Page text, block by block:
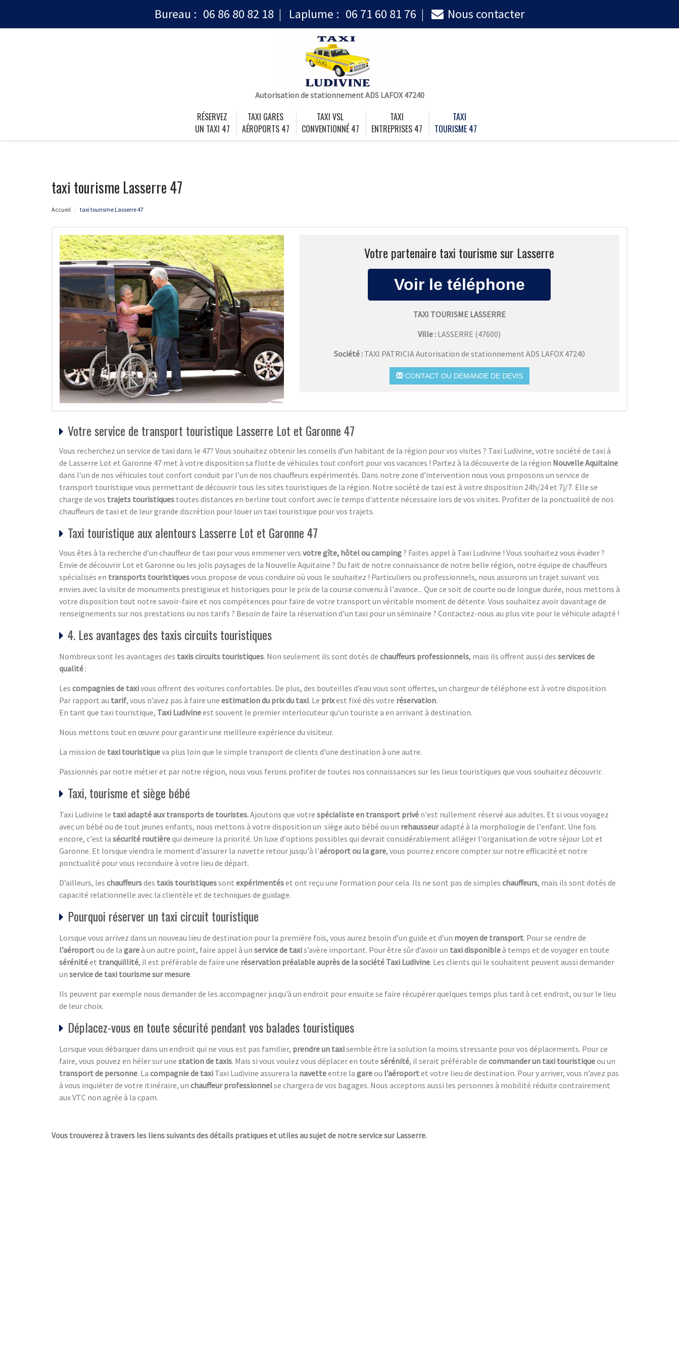
Bureau : 06 86 80 82 18 Laplume : 06 71 60 81 76 Nous contacter
Autorisation de stationnement ADS LAFOX 47240
RÉSERVEZ
UN TAXI 47
TAXI GARES
AÉROPORTS 47
TAXI VSL
CONVENTIONNÉ 47
TAXI
ENTREPRISES 47
TAXI
TOURISME 47
taxi tourisme Lasserre 47
Accueil taxi tourisme Lasserre 47
Votre partenaire taxi tourisme sur Lasserre
TAXI TOURISME LASSERRE
Ville : LASSERRE (47600)
Société : TAXI PATRICIA Autorisation de stationnement ADS LAFOX 47240
CONTACT OU DEMANDE DE DEVIS
Votre service de transport touristique Lasserre Lot et Garonne 47
Vous recherchez un service de taxi dans le 47? Vous souhaitez obtenir les conseils d’un habitant de la région pour vos visites ? Taxi Ludivine, votre société de taxi à
de Lasserre Lot et Garonne 47 met à votre disposition sa flotte de véhicules tout confort pour vos vacances ! Partez à la découverte de la région Nouvelle Aquitaine
dans l’un de nos véhicules tout confort conduit par l’un de nos chauffeurs expérimentés. Dans notre zone d’intervention nous vous proposons un service de
transport touristique vous permettant de découvrir tous les sites touristiques de la région. Notre société de taxi est à votre disposition 24h/24 et 7j/7. Elle se
charge de vos trajets touristiques toutes distances en berline tout confort avec le temps d'attente nécessaire lors de vos visites. Profiter de la ponctualité de nos
chauffeurs de taxi et de leur grande discrétion pour louer un taxi touristique pour vos trajets.
Taxi touristique aux alentours Lasserre Lot et Garonne 47
Vous êtes à la recherche d'un chauffeur de taxi pour vous emmener vers votre gîte, hôtel ou camping? Faites appel à Taxi Ludivine ! Vous souhaitez vous évader ?
Envie de découvrir Lot et Garonne ou les jolis paysages de la Nouvelle Aquitaine ? Du fait de notre connaissance de notre belle région, notre équipe de chauffeurs
spécialisés en transports touristiquesvous propose de vous conduire où vous le souhaitez ! Particuliers ou professionnels, nous assurons un trajet suivant vos
envies avec la visite de monuments prestigieux et historiques pour le prix de la course convenu à l'avance... Que ce soit de courte ou de longue durée, nous mettons à
votre disposition tout notre savoir-faire et nos compétences pour faire de votre transport un véritable moment de détente. Vous souhaitez avoir davantage de
renseignements sur nos prestations ou nos tarifs ? Besoin de faire la réservation d'un taxi pour un séminaire ? Contactez-nous au plus vite pour le véhicule adapté !
4. Les avantages des taxis circuits touristiques
Nombreux sont les avantages des taxis circuits touristiques. Non seulement ils sont dotés de chauffeurs professionnels, mais ils offrent aussi des services de
qualité :
Les compagnies de taxivous offrent des voitures confortables. De plus, des bouteilles d’eau vous sont offertes, un chargeur de téléphone est à votre disposition.
Par rapport au tarif, vous n’avez pas à faire une estimation du prix du taxi. Le prixest fixé dès votre réservation.
En tant que taxi touristique, Taxi Ludivineest souvent le premier interlocuteur qu’un touriste a en arrivant à destination.
Nous mettons tout en œuvre pour garantir une meilleure expérience du visiteur.
La mission de taxi touristiqueva plus loin que le simple transport de clients d’une destination à une autre.
Passionnés par notre métier et par notre région, nous vous ferons profiter de toutes nos connaissances sur les lieux touristiques que vous souhaitez découvrir.
Taxi, tourisme et siège bébé
Taxi Ludivine le taxi adapté aux transports de touristes.Ajoutons que votre spécialiste en transport privé n'est nullement réservé aux adultes. Et si vous voyagez
avec un bébé ou de tout jeunes enfants, nous mettons à votre disposition un siège auto bébé ou un rehausseuradapté à la morphologie de l'enfant. Une fois
encore, c'est la sécurité routièrequi demeure la priorité. Un luxe d'options possibles qui devrait considérablement alléger l'organisation de votre séjour Lot et
Garonne. Et lorsque viendra le moment d'assurer la navette retour jusqu'à l'aéroport ou la gare, vous pourrez encore compter sur notre efficacité et notre
ponctualité pour vous reconduire à votre lieu de départ.
D’ailleurs, les chauffeursdes taxis touristiquessont expérimentéset ont reçu une formation pour cela. Ils ne sont pas de simples chauffeurs, mais ils sont dotés de
capacité relationnelle avec la clientèle et de techniques de guidage.
Pourquoi réserver un taxi circuit touristique
Lorsque vous arrivez dans un nouveau lieu de destination pour la première fois, vous aurez besoin d’un guide et d’un moyen de transport. Pour se rendre de
l’aéroportou de la gareà un autre point, faire appel à un service de taxis’avère important. Pour être sûr d’avoir un taxi disponibleà temps et de voyager en toute
sérénitéet tranquillité, il est préférable de faire une réservation préalable auprès de la société Taxi Ludivine. Les clients qui le souhaitent peuvent aussi demander
un service de taxi tourisme sur mesure.
Ils peuvent par exemple nous demander de les accompagner jusqu’à un endroit pour ensuite se faire récupérer quelques temps plus tard à cet endroit, ou sur le lieu
de leur choix.
Déplacez-vous en toute sécurité pendant vos balades touristiques
Lorsque vous débarquer dans un endroit qui ne vous est pas familier, prendre un taxisemble être la solution la moins stressante pour vos déplacements. Pour ce
faire, vous pouvez en héler sur une station de taxis. Mais si vous voulez vous déplacer en toute sérénité, il serait préférable de commander un taxi touristiqueou un
transport de personne. La compagnie de taxi Taxi Ludivine assurera la navetteentre la gareou l’aéroportet votre lieu de destination. Pour y arriver, vous n’avez pas
à vous inquiéter de votre itinéraire, un chauffeur professionnelse chargera de vos bagages. Nous acceptons aussi les personnes à mobilité réduite contrairement
aux VTC non agrée à la cpam.
Vous trouverez à travers les liens suivants des détails pratiques et utiles au sujet de notre service sur Lasserre.